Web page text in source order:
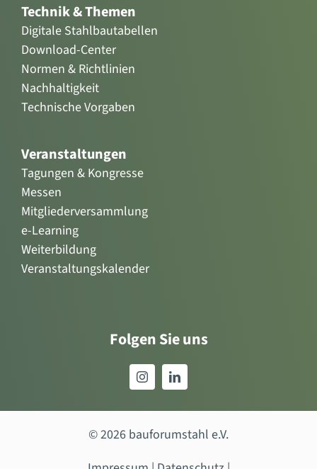
Technik & Themen
Digitale Stahlbautabellen
Download-Center
Normen & Richtlinien
Nachhaltigkeit
Technische Vorgaben
Veranstaltungen
Tagungen & Kongresse
Messen
Mitgliederversammlung
e-Learning
Weiterbildung
Veranstaltungskalender
Folgen Sie uns
© 2026 bauforumstahl e.V.